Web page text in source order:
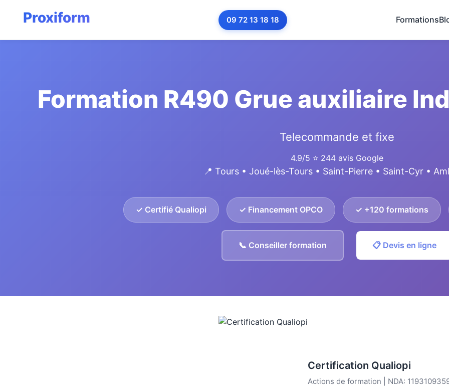
09 72 13 18 18 Formations
Formation R490 Grue auxiliaire
Telecommande et fixe
4.9/5 ⭐ 244 avis Google
📍 Tours • Joué-lès-Tours • Saint-Pierre • Saint-Cyr •
✓ Certifié Qualiopi ✓ Financement OPCO ✓ +120 formations
📞 Conseiller formation 📋 Devis en ligne
Certification Qualiopi
Actions de formation | NDA: